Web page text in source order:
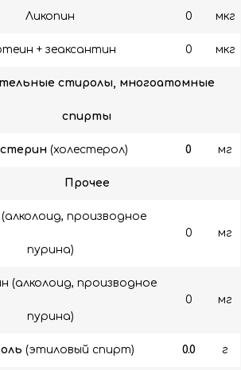
Ликопин 0 мкг
+ зеаксантин 0 мкг
стиролы, многоатомные
спирты
(холестерол) 0 мг
Прочее
производное
пурина)
0 мг
(алколоид, производное
пурина)
0 мг
(этиловый спирт) 0.0 г